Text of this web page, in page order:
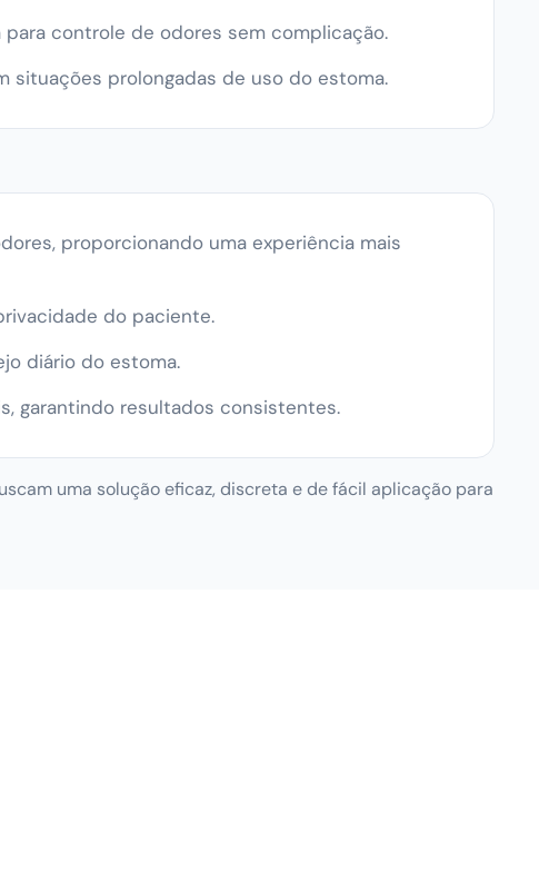
controle de odores sem complicação.
situações prolongadas de uso do estoma.
proporcionando uma experiência mais
do paciente.
diário do estoma.
garantindo resultados consistentes.
uma solução eficaz, discreta e de fácil aplicação para